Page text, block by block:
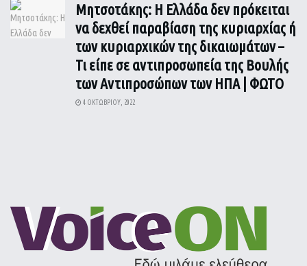
Μητσοτάκης: Η Ελλάδα δεν πρόκειται
να δεχθεί παραβίαση της κυριαρχίας ή
των κυριαρχικών της δικαιωμάτων –
Τι είπε σε αντιπροσωπεία της Βουλής
των Αντιπροσώπων των ΗΠΑ | ΦΩΤΟ
4 ΟΚΤΩΒΡΊΟΥ, 2022